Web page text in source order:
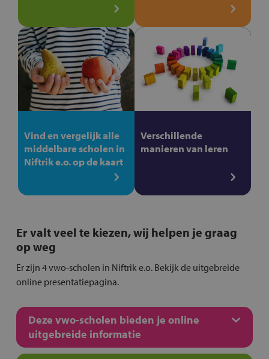
Vind en vergelijk alle
middelbare scholen in
Niftrik e.o. op de kaart
Verschillende
manieren van leren
Er valt veel te kiezen, wij helpen je graag
op weg
Er zijn 4 vwo-scholen in Niftrik e.o. Bekijk de uitgebreide
online presentatiepagina.
Deze vwo-scholen bieden je online
uitgebreide informatie